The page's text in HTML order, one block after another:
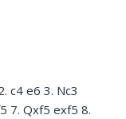
c4 e6 3. Nc3
7. Qxf5 exf5 8.